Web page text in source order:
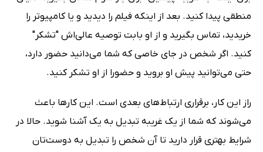
منطقی پیدا کنید. بعد از اینکه فیلم را دیدید و یا کامپیوتر را
خریدید، تماس بگیرید و از او بابت توصیه عالی‌اش "تشکر"
کنید. اگر شخص در جای خاصی که شما می‌دانید حضور دارد،
حتی می‌توانید پیش او بروید و حضورا از او تشکر کنید.
راز این کار، برقراری ارتباط‌های بعدی است. این کار‌ها باعث
می‌شوند که شما از یک غریبه تبدیل به یک آشنا شوید. حالا در
شرایط بهتری قرار دارید تا آن شخص را تبدیل به دوست‌تان